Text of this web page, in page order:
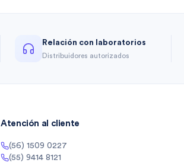
Relación con laboratorios
Distribuidores autorizados
Atención al cliente
(56) 1509 0227
(55) 9414 8121